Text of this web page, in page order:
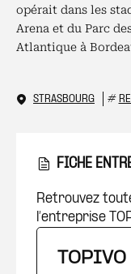
opérait dans les
Arena et du Parc
Atlantique à
STRASBOURG #
FICHE
Retrouvez
l’entreprise
TOPIVO